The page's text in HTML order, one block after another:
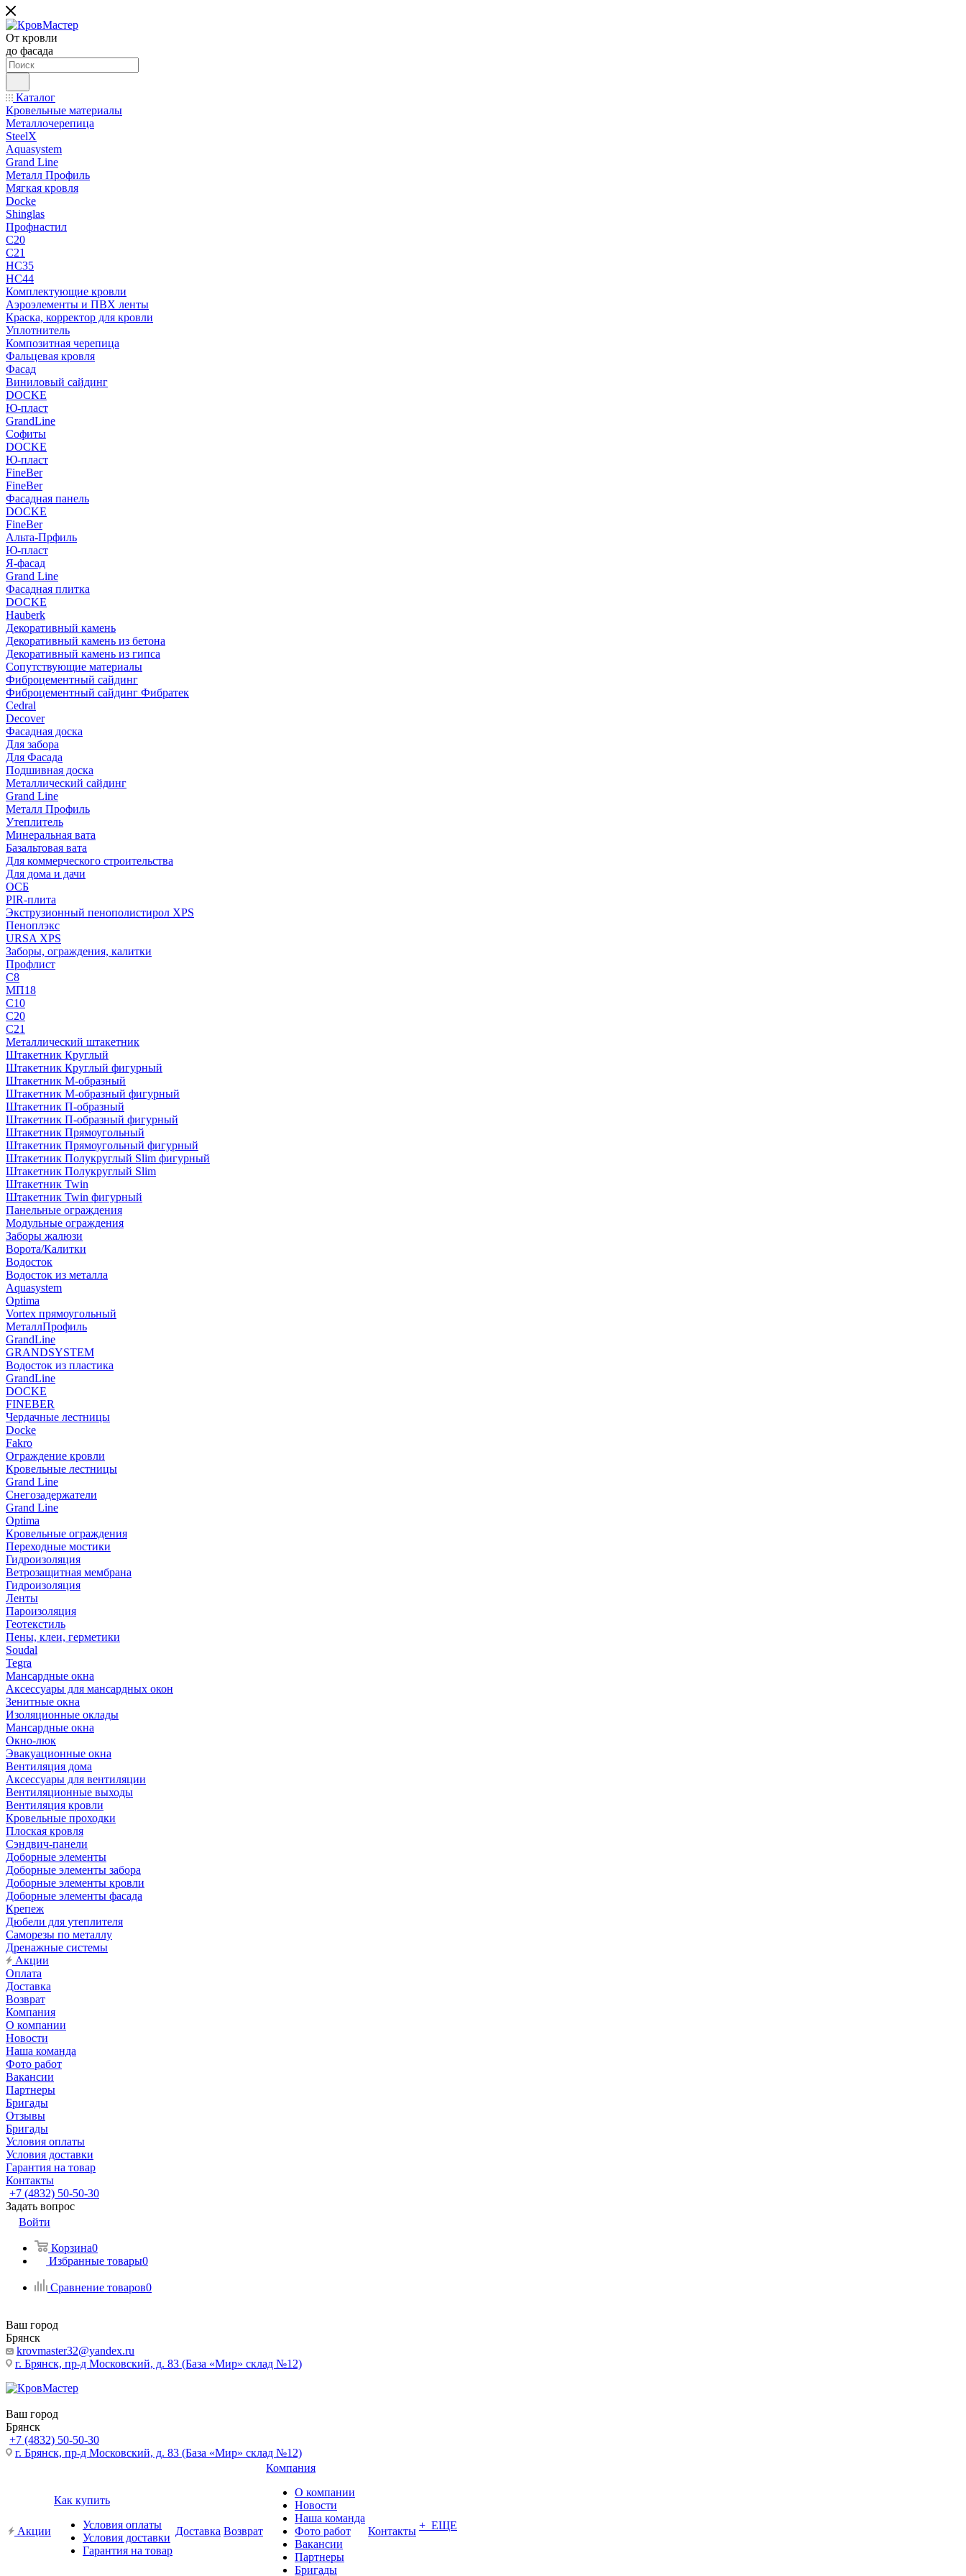
От кровли
до фасада
Каталог
Кровельные материалы
Металлочерепица
SteelX
Aquasystem
Grand Line
Металл Профиль
Мягкая кровля
Docke
Shinglas
Профнастил
C20
C21
НС35
НС44
Комплектующие кровли
Аэроэлементы и ПВХ ленты
Краска, корректор для кровли
Уплотнитель
Композитная черепица
Фальцевая кровля
Фасад
Виниловый сайдинг
DOCKE
Ю-пласт
GrandLine
Софиты
DOCKE
Ю-пласт
FineBer
FineBer
Фасадная панель
DOCKE
FineBer
Альта-Прфиль
Ю-пласт
Я-фасад
Grand Line
Фасадная плитка
DOCKE
Hauberk
Декоративный камень
Декоративный камень из бетона
Декоративный камень из гипса
Сопутствующие материалы
Фиброцементный сайдинг
Фиброцементный сайдинг Фибратек
Cedral
Decover
Фасадная доска
Для забора
Для Фасада
Подшивная доска
Металлический сайдинг
Grand Line
Металл Профиль
Утеплитель
Минеральная вата
Базальтовая вата
Для коммерческого строительства
Для дома и дачи
ОСБ
PIR-плита
Экструзионный пенополистирол XPS
Пеноплэкс
URSA XPS
Заборы, ограждения, калитки
Профлист
С8
МП18
С10
С20
С21
Металлический штакетник
Штакетник Круглый
Штакетник Круглый фигурный
Штакетник М-образный
Штакетник М-образный фигурный
Штакетник П-образный
Штакетник П-образный фигурный
Штакетник Прямоугольный
Штакетник Прямоугольный фигурный
Штакетник Полукруглый Slim фигурный
Штакетник Полукруглый Slim
Штакетник Twin
Штакетник Twin фигурный
Панельные ограждения
Модульные ограждения
Заборы жалюзи
Ворота/Калитки
Водосток
Водосток из металла
Aquasystem
Optima
Vortex прямоугольный
МеталлПрофиль
GrandLine
GRANDSYSTEM
Водосток из пластика
GrandLine
DOCKE
FINEBER
Чердачные лестницы
Docke
Fakro
Ограждение кровли
Кровельные лестницы
Grand Line
Снегозадержатели
Grand Line
Optima
Кровельные ограждения
Переходные мостики
Гидроизоляция
Ветрозащитная мембрана
Гидроизоляция
Ленты
Пароизоляция
Геотекстиль
Пены, клеи, герметики
Soudal
Tegra
Мансардные окна
Аксессуары для мансардных окон
Зенитные окна
Изоляционные оклады
Мансардные окна
Окно-люк
Эвакуационные окна
Вентиляция дома
Аксессуары для вентиляции
Вентиляционные выходы
Вентиляция кровли
Кровельные проходки
Плоская кровля
Сэндвич-панели
Доборные элементы
Доборные элементы забора
Доборные элементы кровли
Доборные элементы фасада
Крепеж
Дюбели для утеплителя
Саморезы по металлу
Дренажные системы
Акции
Оплата
Доставка
Возврат
Компания
О компании
Новости
Наша команда
Фото работ
Вакансии
Партнеры
Бригады
Отзывы
Бригады
Условия оплаты
Условия доставки
Гарантия на товар
Контакты
+7 (4832) 50-50-30
Задать вопрос
Войти
Корзина0
Избранные товары0
Сравнение товаров0
Ваш город
Брянск
krovmaster32@yandex.ru
г. Брянск, пр-д Московский, д. 83 (База «Мир» склад №12)
Ваш город
Брянск
+7 (4832) 50-50-30
г. Брянск, пр-д Московский, д. 83 (База «Мир» склад №12)
Акции
Как купить
Условия оплаты
Условия доставки
Гарантия на товар
Доставка Возврат
Компания
О компании
Новости
Наша команда
Фото работ
Вакансии
Партнеры
Бригады
Контакты + ЕЩЕ